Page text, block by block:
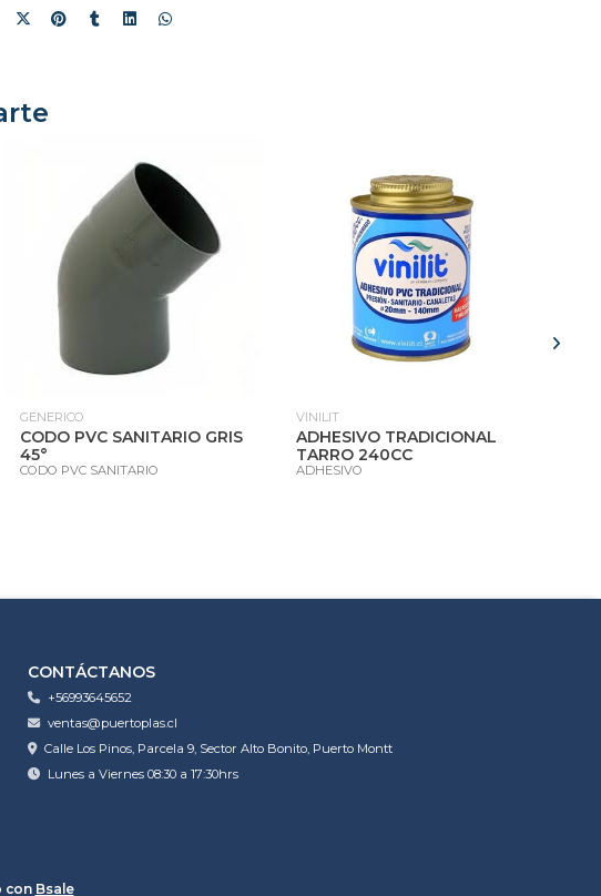
GENERICO
CODO PVC SANITARIO GRIS
45°
CODO PVC SANITARIO
VINILIT
ADHESIVO TRADICIONAL
TARRO 240CC
ADHESIVO
CONTÁCTANOS
+56993645652
ventas@puertoplas.cl
Calle Los Pinos, Parcela 9, Sector Alto Bonito, Puerto Montt
Lunes a Viernes 08:30 a 17:30hrs
con Bsale